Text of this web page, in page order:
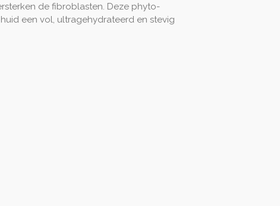
de fibroblasten. Deze phyto-
een vol, ultragehydrateerd en stevig